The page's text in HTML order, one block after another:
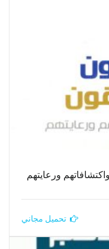
ورعايتهم
تحميل مجاني